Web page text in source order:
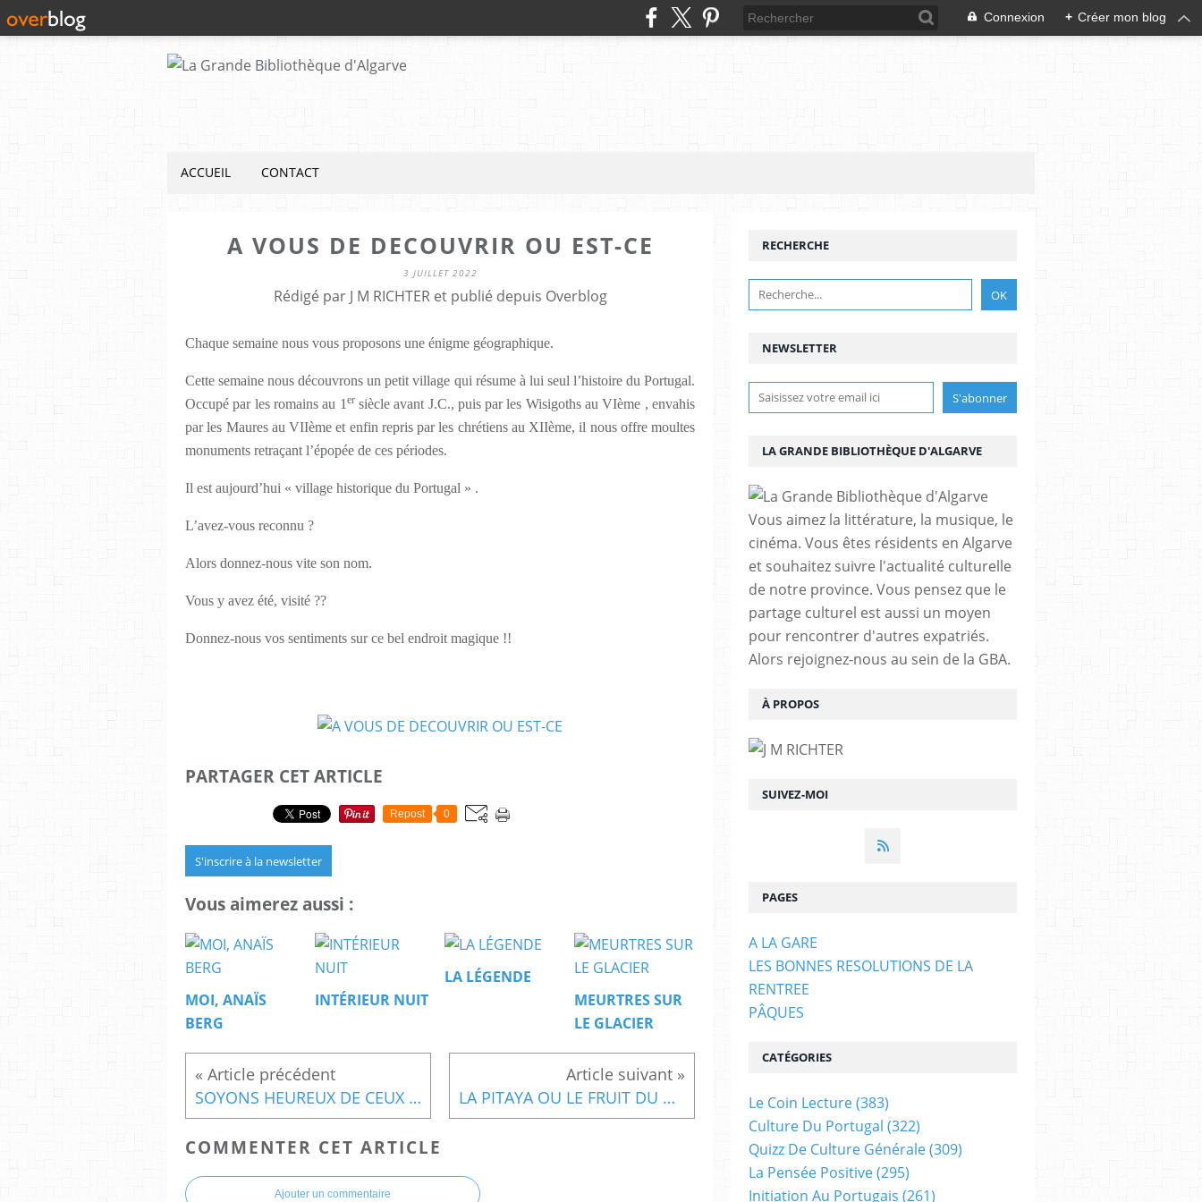
Connexion + Créer mon blog
ACCUEIL CONTACT
A VOUS DE DECOUVRIR OU EST-CE
3 JUILLET 2022
Rédigé par J M RICHTER et publié depuis Overblog
Chaque semaine nous vous proposons une énigme géographique.
Cette semaine nous découvrons un petit village qui résume à lui seul l’histoire du Portugal.
Occupé par les romains au 1 ersiècle avant J.C., puis par les Wisigoths au VIème , envahis
par les Maures au VIIème et enfin repris par les chrétiens au XIIème, il nous offre moultes
monuments retraçant l’épopée de ces périodes.
Il est aujourd’hui « village historique du Portugal » .
L’avez-vous reconnu ?
Alors donnez-nous vite son nom.
Vous y avez été, visité ??
Donnez-nous vos sentiments sur ce bel endroit magique !!
PARTAGER CET ARTICLE
Repost 0
S'inscrire à la newsletter
Vous aimerez aussi :
MOI, ANAÏS
BERG
INTÉRIEUR NUIT
LA LÉGENDE
MEURTRES SUR
LE GLACIER
SOYONS HEUREUX DE CEUX QUI NOUS ENTOURENT LA PITAYA OU LE FRUIT DU DRAGON
COMMENTER CET ARTICLE
Ajouter un commentaire
NEWSLETTER
SUIVEZ-MOI
RECHERCHE
LA GRANDE BIBLIOTHÈQUE D'ALGARVE
Vous aimez la littérature, la musique, le
cinéma. Vous êtes résidents en Algarve
et souhaitez suivre l'actualité culturelle
de notre province. Vous pensez que le
partage culturel est aussi un moyen
pour rencontrer d'autres expatriés.
Alors rejoignez-nous au sein de la GBA.
À PROPOS
PAGES
A LA GARE
LES BONNES RESOLUTIONS DE LA
RENTREE
PÂQUES
CATÉGORIES
Le Coin Lecture(383)
Culture Du Portugal (322)
Quizz De Culture Générale(309)
La Pensée Positive(295)
Initiation Au Portugais (261)